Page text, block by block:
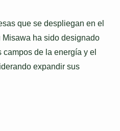
que se despliegan en el
ha sido designado
de la energía y el
expandir sus